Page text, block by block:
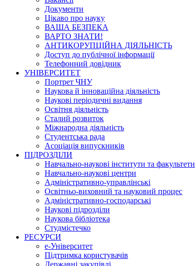
Документи
Цікаво про науку
ВАША БЕЗПЕКА
ВАРТО ЗНАТИ!
АНТИКОРУПЦІЙНА ДІЯЛЬНІСТЬ
Доступ до публічної інформації
Телефонний довідник
УНІВЕРСИТЕТ
Портрет ЧНУ
Наукова й інноваційна діяльність
Наукові періодичні видання
Освітня діяльність
Сталий розвиток
Міжнародна діяльність
Студентська рада
Асоціація випускників
ПІДРОЗДІЛИ
Навчально-наукові інститути та факультети
Навчально-наукові центри
Адміністративно-управлінські
Освітньо-виховний та науковий процес
Адміністративно-господарські
Наукові підрозділи
Наукова бібліотека
Студмістечко
РЕСУРСИ
е-Університет
Підтримка користувачів